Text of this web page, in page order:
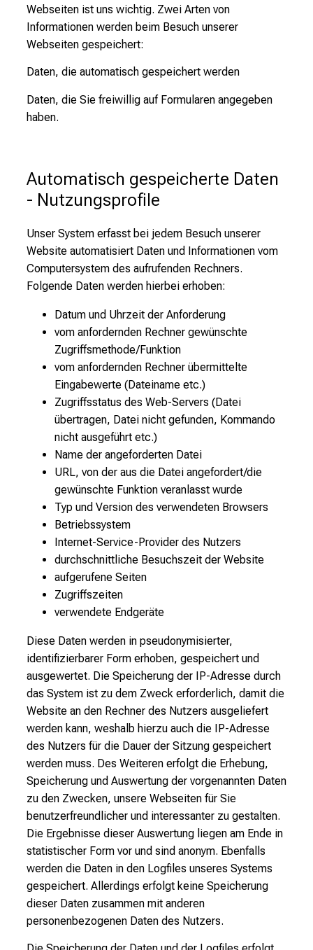
Webseiten ist uns wichtig. Zwei Arten von
Informationen werden beim Besuch unserer
Webseiten gespeichert:
Daten, die automatisch gespeichert werden
Daten, die Sie freiwillig auf Formularen angegeben
haben.
Automatisch gespeicherte Daten
- Nutzungsprofile
Unser System erfasst bei jedem Besuch unserer
Website automatisiert Daten und Informationen vom
Computersystem des aufrufenden Rechners.
Folgende Daten werden hierbei erhoben:
Datum und Uhrzeit der Anforderung
vom anfordernden Rechner gewünschte
Zugriffsmethode/Funktion
vom anfordernden Rechner übermittelte
Eingabewerte (Dateiname etc.)
Zugriffsstatus des Web-Servers (Datei
übertragen, Datei nicht gefunden, Kommando
nicht ausgeführt etc.)
Name der angeforderten Datei
URL, von der aus die Datei angefordert/die
gewünschte Funktion veranlasst wurde
Typ und Version des verwendeten Browsers
Betriebssystem
Internet-Service-Provider des Nutzers
durchschnittliche Besuchszeit der Website
aufgerufene Seiten
Zugriffszeiten
verwendete Endgeräte
Diese Daten werden in pseudonymisierter,
identifizierbarer Form erhoben, gespeichert und
ausgewertet. Die Speicherung der IP-Adresse durch
das System ist zu dem Zweck erforderlich, damit die
Website an den Rechner des Nutzers ausgeliefert
werden kann, weshalb hierzu auch die IP-Adresse
des Nutzers für die Dauer der Sitzung gespeichert
werden muss. Des Weiteren erfolgt die Erhebung,
Speicherung und Auswertung der vorgenannten Daten
zu den Zwecken, unsere Webseiten für Sie
benutzerfreundlicher und interessanter zu gestalten.
Die Ergebnisse dieser Auswertung liegen am Ende in
statistischer Form vor und sind anonym. Ebenfalls
werden die Daten in den Logfiles unseres Systems
gespeichert. Allerdings erfolgt keine Speicherung
dieser Daten zusammen mit anderen
personenbezogenen Daten des Nutzers.